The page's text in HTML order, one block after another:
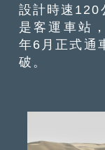
設計時速120
是客運車站
年6月正式通
破。